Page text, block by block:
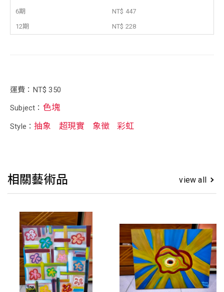
6期
NT$ 447
12期
NT$ 228
運費：NT$ 350
Subject： 色塊
Style：抽象 超現實 象徵 彩虹
相關藝術品 view all